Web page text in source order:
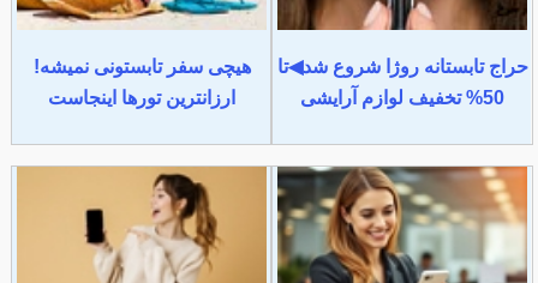
حراج تابستانه روژا شروع شد◀تا
50% تخفیف لوازم آرایشی
هیچی سفر تابستونی نمیشه!
ارزانترین تورها اینجاست